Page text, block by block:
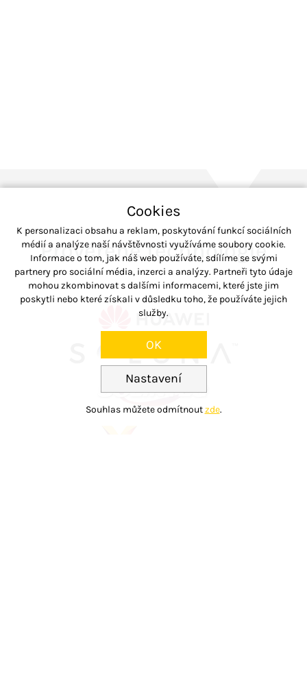
Prověřené technologie
Cookies
K personalizaci obsahu a reklam, poskytování funkcí sociálních
médií a analýze naší návštěvnosti využíváme soubory cookie.
Informace o tom, jak náš web používáte, sdílíme se svými
partnery pro sociální média, inzerci a analýzy. Partneři tyto údaje
mohou zkombinovat s dalšími informacemi, které jste jim
poskytli nebo které získali v důsledku toho, že používáte jejich
služby.
Nastavení
OK
Souhlas můžete odmítnoutzde.